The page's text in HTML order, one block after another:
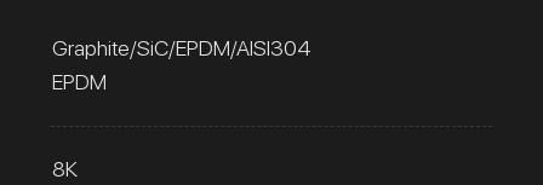
Graphite/SiC/EPDM/AISI304
EPDM
8К